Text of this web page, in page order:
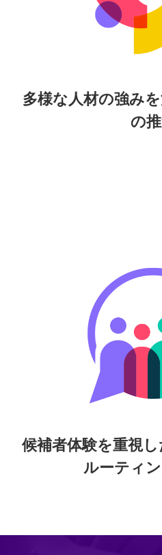
多様な人材の強み
の
候補者体験を重視
ルーティ